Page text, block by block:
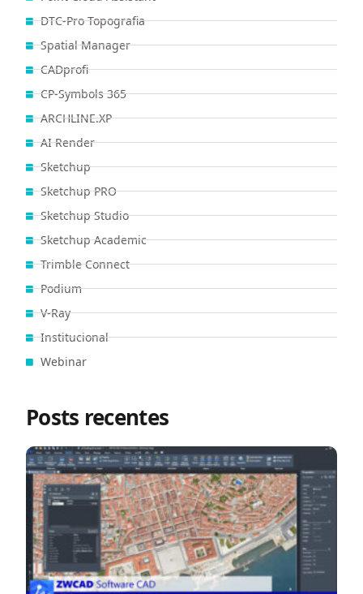
DTC-Pro Topografia
Spatial Manager
CADprofi
CP-Symbols 365
ARCHLINE.XP
AI Render
Sketchup
Sketchup PRO
Sketchup Studio
Sketchup Academic
Trimble Connect
Podium
V-Ray
Institucional
Webinar
Posts recentes